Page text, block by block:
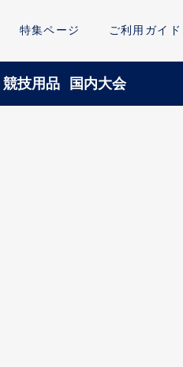
特集ページ ご利用ガイド
競技用品 国内大会